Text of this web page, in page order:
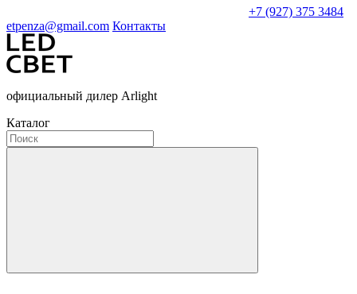
+7 (927) 375 3484
etpenza@gmail.com Контакты
официальный дилер Arlight
Каталог